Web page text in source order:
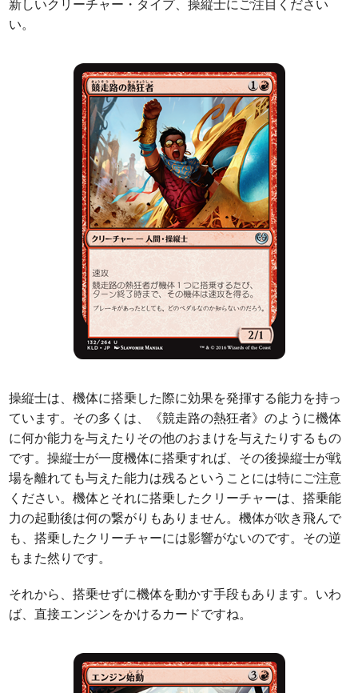
新しいクリーチャー・タイプ、操縦士にご注目ください
い。
操縦士は、機体に搭乗した際に効果を発揮する能力を持っ
ています。その多くは、《競走路の熱狂者》のように機体
に何か能力を与えたりその他のおまけを与えたりするもの
です。操縦士が一度機体に搭乗すれば、その後操縦士が戦
場を離れても与えた能力は残るということには特にご注意
ください。機体とそれに搭乗したクリーチャーは、搭乗能
力の起動後は何の繋がりもありません。機体が吹き飛んで
も、搭乗したクリーチャーには影響がないのです。その逆
もまた然りです。
それから、搭乗せずに機体を動かす手段もあります。いわ
ば、直接エンジンをかけるカードですね。